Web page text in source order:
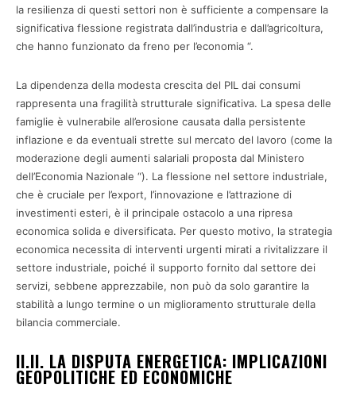
la resilienza di questi settori non è sufficiente a compensare la
significativa flessione registrata dall’industria e dall’agricoltura,
che hanno funzionato da freno per l’economia “.
La dipendenza della modesta crescita del PIL dai consumi
rappresenta una fragilità strutturale significativa. La spesa delle
famiglie è vulnerabile all’erosione causata dalla persistente
inflazione e da eventuali strette sul mercato del lavoro (come la
moderazione degli aumenti salariali proposta dal Ministero
dell’Economia Nazionale “). La flessione nel settore industriale,
che è cruciale per l’export, l’innovazione e l’attrazione di
investimenti esteri, è il principale ostacolo a una ripresa
economica solida e diversificata. Per questo motivo, la strategia
economica necessita di interventi urgenti mirati a rivitalizzare il
settore industriale, poiché il supporto fornito dal settore dei
servizi, sebbene apprezzabile, non può da solo garantire la
stabilità a lungo termine o un miglioramento strutturale della
bilancia commerciale.
II.II. LA DISPUTA ENERGETICA: IMPLICAZIONI
GEOPOLITICHE ED ECONOMICHE